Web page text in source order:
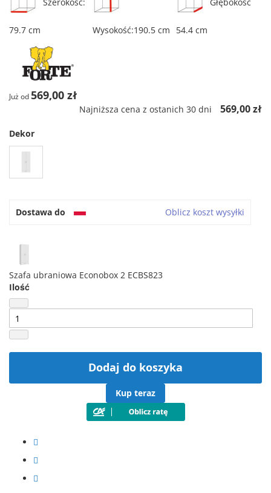
79.7 cm Wysokość:190.5 cm 54.4 cm
Już od569,00 zł
Najniższa cena z ostanich 30 dni 569,00 zł
Dekor
Dostawa do Oblicz koszt wysyłki
Szafa ubraniowa Econobox 2 ECBS823
Ilość
Dodaj do koszyka
Kup teraz